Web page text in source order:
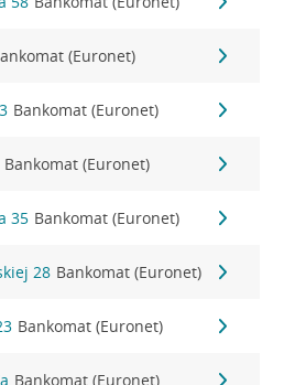
(Euronet)
Bankomat (Euronet)
Bankomat (Euronet)
35 Bankomat (Euronet)
28 Bankomat (Euronet)
Bankomat (Euronet)
Bankomat (Euronet)